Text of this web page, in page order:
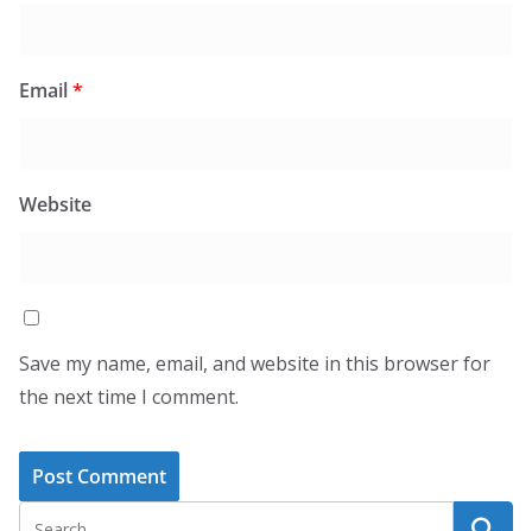
Email*
Website
Save my name, email, and website in this browser for
the next time I comment.